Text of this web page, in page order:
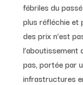
fébriles du
plus réfléchie et
des prix n’est
l’aboutissement
pas, portée par
infrastructures